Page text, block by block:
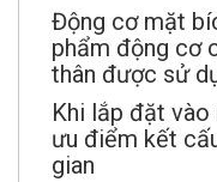
Động cơ mặt
phẩm động cơ
thân được sử
Khi lắp đặt
ưu điểm kết
gian